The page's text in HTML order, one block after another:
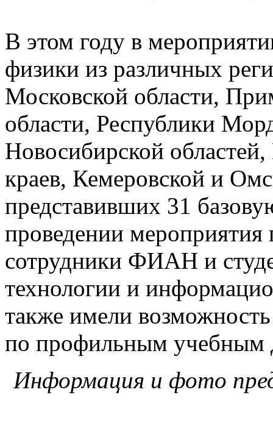
В этом году в
физики из различных
Московской области,
области, Республики
Новосибирской
краев, Кемеровской и
представивших 31
проведении мероприятия
сотрудники ФИАН и
технологии и
также имели
по профильным учебным
Информация и фото